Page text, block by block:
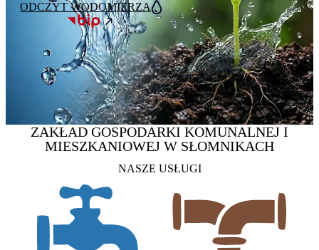
ODCZYT WODOMIERZA
ZAKŁAD GOSPODARKI KOMUNALNEJ I
MIESZKANIOWEJ W SŁOMNIKACH
NASZE USŁUGI